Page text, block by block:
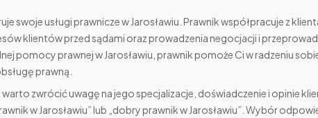
swoje usługi prawnicze w Jarosławiu. Prawnik współpracuje z
klientów przed sądami oraz prowadzenia negocjacji i
pomocy prawnej w Jarosławiu, prawnik pomoże Ci w radzeniu
prawną.
warto zwrócić uwagę na jego specjalizacje, doświadczenie i opinie
w Jarosławiu” lub „dobry prawnik w Jarosławiu”. Wybór